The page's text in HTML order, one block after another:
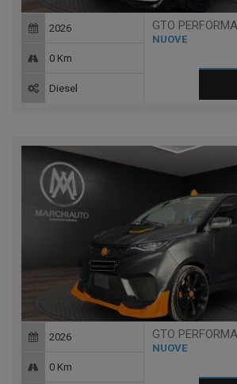
GTO
NUOVE
2026
0 Km
Diesel
GTO
NUOVE
2026
0 Km